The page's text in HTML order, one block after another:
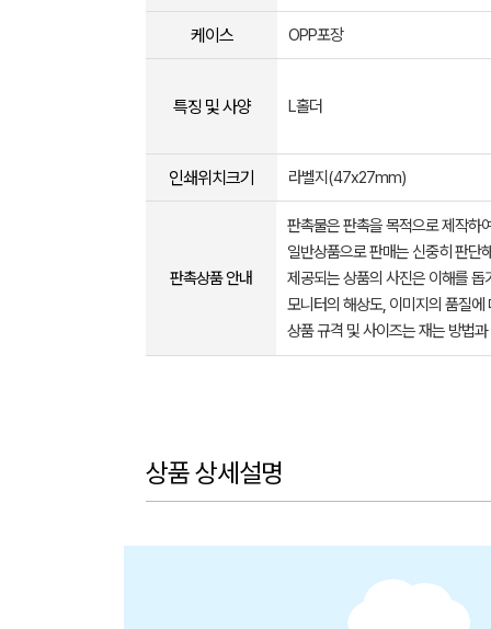
케이스 OPP포장
특징 및 사양 L홀더
인쇄위치크기 라벨지(47x27mm)
판촉상품 안내
판촉물은 판촉을 목적으로 제작하
일반상품으로 판매는 신중히 판단
제공되는 상품의 사진은 이해를
모니터의 해상도, 이미지의 품질
상품 규격 및 사이즈는 재는 방법
상품 상세설명